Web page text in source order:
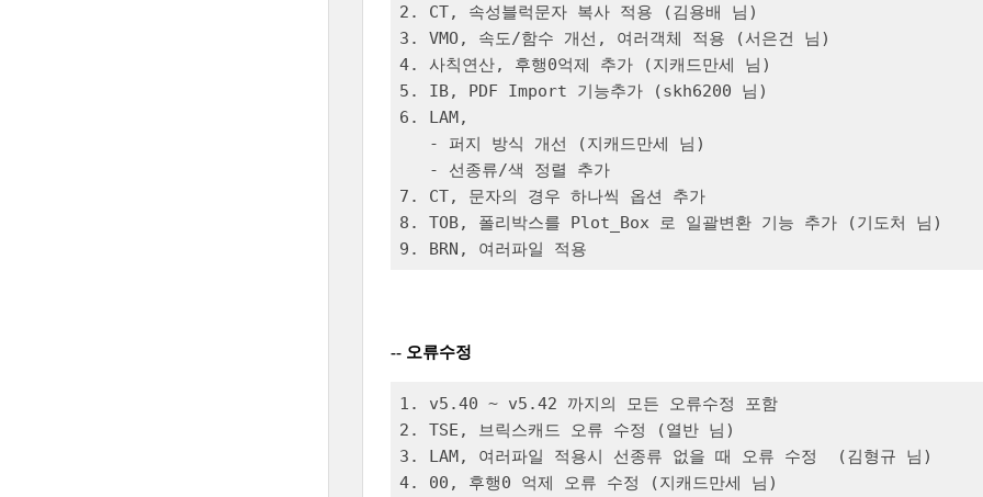
2. CT, 속성블럭문자 복사 적용 (김용배 님)
3. VMO, 속도/함수 개선, 여러객체 적용 (서은건 님)
4. 사칙연산, 후행0억제 추가 (지캐드만세 님)
5. IB, PDF Import 기능추가 (skh6200 님)
6. LAM,
   - 퍼지 방식 개선 (지캐드만세 님)
   - 선종류/색 정렬 추가
7. CT, 문자의 경우 하나씩 옵션 추가
8. TOB, 폴리박스를 Plot_Box 로 일괄변환 기능 추가 (기도처 님)
9. BRN, 여러파일 적용
-- 오류수정
1. v5.40 ~ v5.42 까지의 모든 오류수정 포함
2. TSE, 브릭스캐드 오류 수정 (열반 님)
3. LAM, 여러파일 적용시 선종류 없을 때 오류 수정  (김형규 님)
4. 00, 후행0 억제 오류 수정 (지캐드만세 님)